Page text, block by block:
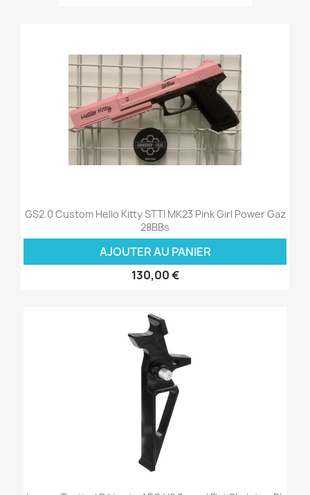
GS2.0 Custom Hello Kitty STTI MK23 Pink Girl Power Gaz
28BBs
AJOUTER AU PANIER
130,00 €